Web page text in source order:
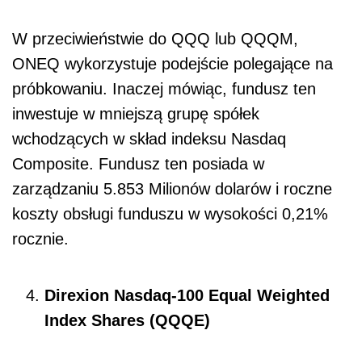
W przeciwieństwie do QQQ lub QQQM,
ONEQ wykorzystuje podejście polegające na
próbkowaniu. Inaczej mówiąc, fundusz ten
inwestuje w mniejszą grupę spółek
wchodzących w skład indeksu Nasdaq
Composite. Fundusz ten posiada w
zarządzaniu 5.853 Milionów dolarów i roczne
koszty obsługi funduszu w wysokości 0,21%
rocznie.
Direxion Nasdaq-100 Equal Weighted
Index Shares (QQQE)